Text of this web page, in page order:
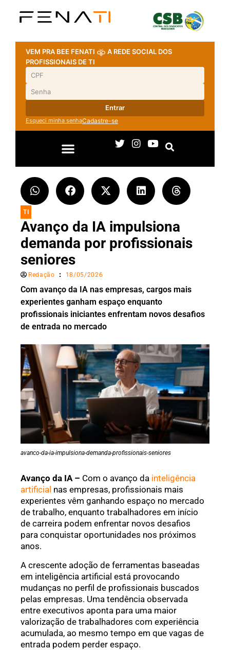
VEM PRA BEE FENATI
A REDE SOCIAL DOS
PROFISSIONAIS DE TI
Entrar
Esqueci minha senhaCadastre-se
TI
Avanço da IA impulsiona
demanda por profissionais
seniores
Redação 18/05/2026
Com avanço da IA nas empresas, cargos mais
experientes ganham espaço enquanto
profissionais iniciantes enfrentam novos desafios
de entrada no mercado
avanco-da-ia-impulsiona-demanda-profissionais-seniores
Avanço da IA – Com o avanço da inteligência
artificial nas empresas, profissionais mais
experientes vêm ganhando espaço no mercado
de trabalho, enquanto trabalhadores em início
de carreira podem enfrentar novos desafios
para conquistar oportunidades nos próximos
anos.
A crescente adoção de ferramentas baseadas
em inteligência artificial está provocando
mudanças no perfil de profissionais buscados
pelas empresas. Uma tendência observada
entre executivos aponta para uma maior
valorização de trabalhadores com experiência
acumulada, ao mesmo tempo em que vagas de
entrada podem perder espaço.